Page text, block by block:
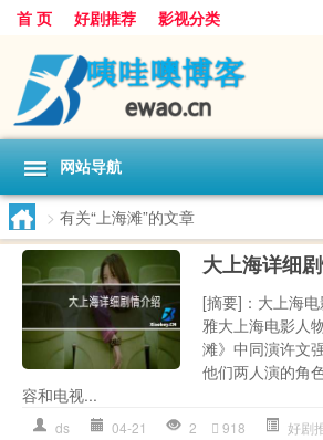
首 页 好剧推荐 影视分类
网站导航
> 有关“上海滩”的文章
大上海详细
[摘要]：大上海
雅大上海电影人
滩》中同演许文
他们两人演的角
容和电视...
ds 04-21 2 918 好剧